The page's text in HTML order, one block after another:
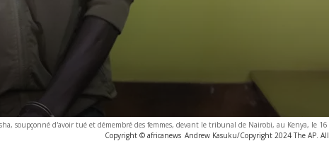
soupçonné d'avoir tué et démembré des femmes, devant le tribunal de Nairobi, au Kenya, le
Copyright © africanews Andrew Kasuku/Copyright 2024 The AP.